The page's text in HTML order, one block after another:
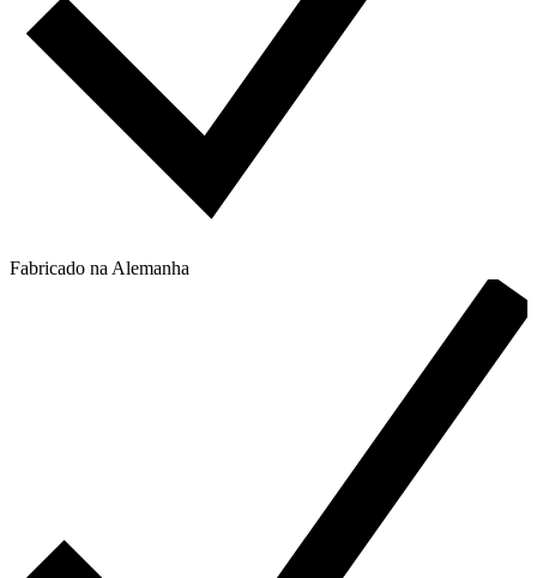
Fabricado na Alemanha